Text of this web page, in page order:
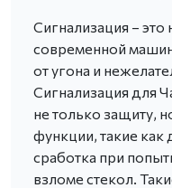
Сигнализация – это
современной
от угона и
Сигнализация для
не только защиту,
функции, такие как
сработка при
взломе стекол.